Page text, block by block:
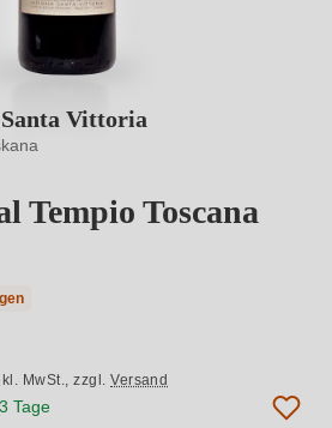
Vittoria
Tempio Toscana
von 4.92 von 5 Sternen
MwSt.,zzgl.Versand
Tage